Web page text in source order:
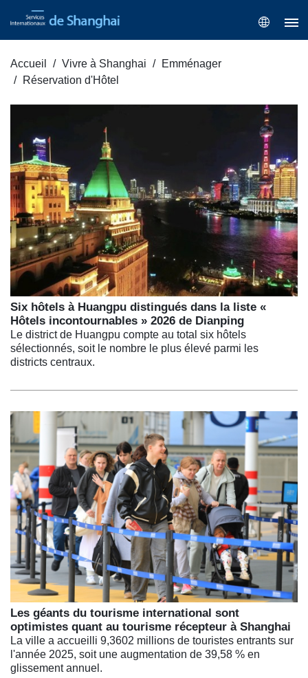
Accueil Vivre à Shanghai
Emménager
Réservation d'Hôtel
Six hôtels à Huangpu distingués dans la liste «
Hôtels incontournables » 2026 de Dianping
Le district de Huangpu compte au total six hôtels
sélectionnés, soit le nombre le plus élevé parmi les
districts centraux.
Les géants du tourisme international sont
optimistes quant au tourisme récepteur à Shanghai
La ville a accueilli 9,3602 millions de touristes entrants sur
l'année 2025, soit une augmentation de 39,58 % en
glissement annuel.